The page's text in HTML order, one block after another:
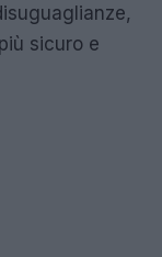
sicuro e